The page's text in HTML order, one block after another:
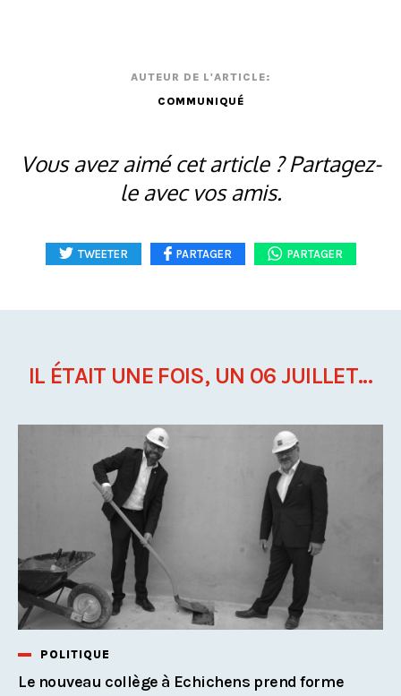
AUTEUR DE L'ARTICLE:
COMMUNIQUÉ
Vous avez aimé cet article ? Partagez-
le avec vos amis.
TWEETER PARTAGER PARTAGER
IL ÉTAIT UNE FOIS, UN 06 JUILLET...
POLITIQUE
Le nouveau collège à Echichens prend forme